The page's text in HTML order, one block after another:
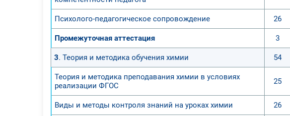
Психолого-педагогическое сопровождение 26
Промежуточная аттестация 3
3. Теория и методика обучения химии 54
Теория и методика преподавания химии в условиях
реализации ФГОС
25
Виды и методы контроля знаний на уроках химии 26